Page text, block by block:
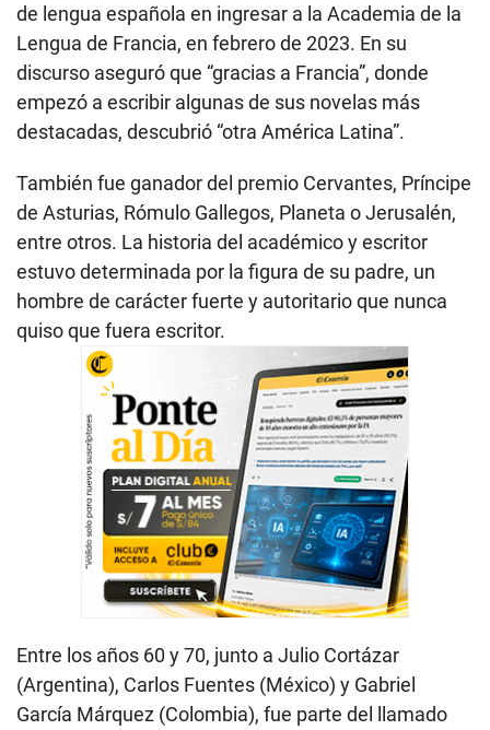
de lengua española en ingresar a la Academia de la
Lengua de Francia, en febrero de 2023. En su
discurso aseguró que “gracias a Francia”, donde
empezó a escribir algunas de sus novelas más
destacadas, descubrió “otra América Latina”.
También fue ganador del premio Cervantes, Príncipe
de Asturias, Rómulo Gallegos, Planeta o Jerusalén,
entre otros. La historia del académico y escritor
estuvo determinada por la figura de su padre, un
hombre de carácter fuerte y autoritario que nunca
quiso que fuera escritor.
Entre los años 60 y 70, junto a Julio Cortázar
(Argentina), Carlos Fuentes (México) y Gabriel
García Márquez (Colombia), fue parte del llamado